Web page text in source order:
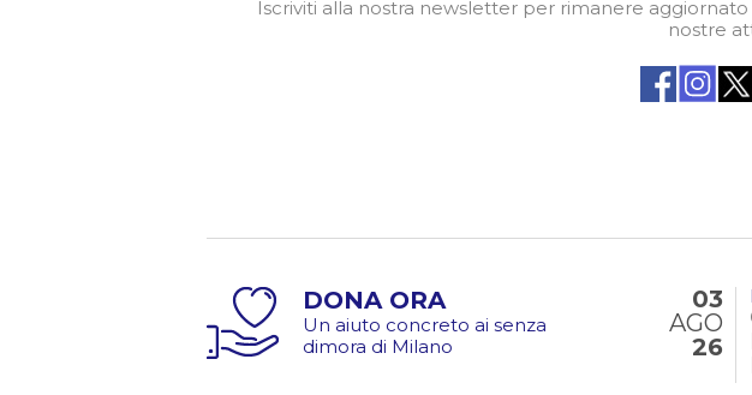
Iscriviti alla nostra newsletter per rimanere aggiornato
nostre
DONA ORA
Un aiuto concreto ai senza
dimora di Milano
03
AGO
26